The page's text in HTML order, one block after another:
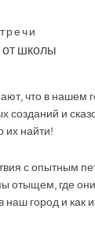
школы
что в нашем
созданий и
их найти!
с опытным
отыщем, где
наш город и как